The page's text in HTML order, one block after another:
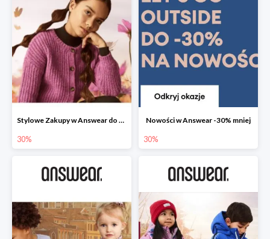
Stylowe Zakupy w Answear do -30%
30%
Nowości w Answear -30% mniej
30%